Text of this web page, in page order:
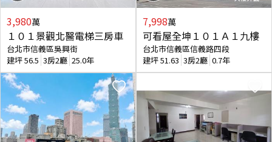
3,980萬
１０１景觀北醫電梯三房車
台北市信義區吳興街
建坪56.5 3房2廳 25.0年
7,998萬
可看屋全坤１０１Ａ１九樓
台北市信義區信義路四段
建坪51.63 3房2廳 0.7年